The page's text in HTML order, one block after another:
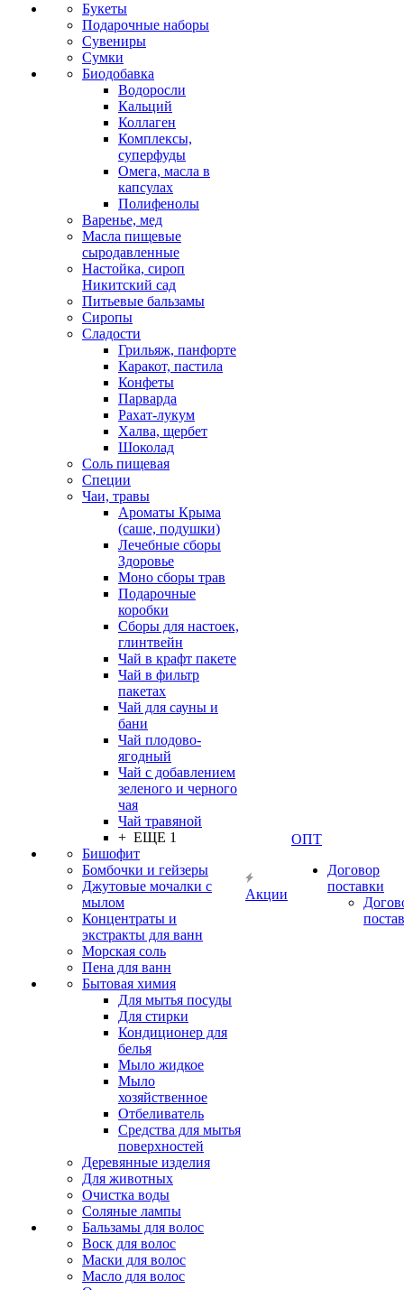
Букеты
Подарочные наборы
Сувениры
Сумки
Биодобавка
Водоросли
Кальций
Коллаген
Комплексы,
суперфуды
Омега, масла в
капсулах
Полифенолы
Варенье, мед
Масла пищевые
сыродавленные
Настойка, сироп
Никитский сад
Питьевые бальзамы
Сиропы
Сладости
Грильяж, панфорте
Каракот, пастила
Конфеты
Парварда
Рахат-лукум
Халва, щербет
Шоколад
Соль пищевая
Специи
Чаи, травы
Ароматы Крыма
(саше, подушки)
Лечебные сборы
Здоровье
Моно сборы трав
Подарочные
коробки
Сборы для настоек,
глинтвейн
Чай в крафт пакете
Чай в фильтр
пакетах
Чай для сауны и
бани
Чай плодово-
ягодный
Чай с добавлением
зеленого и черного
чая
Чай травяной
+ ЕЩЕ 1
Бишофит
Бомбочки и гейзеры
Джутовые мочалки с
мылом
Концентраты и
экстракты для ванн
Морская соль
Пена для ванн
Бытовая химия
Для мытья посуды
Для стирки
Кондиционер для
белья
Мыло жидкое
Мыло
хозяйственное
Отбеливатель
Средства для мытья
поверхностей
Деревянные изделия
Для животных
Очистка воды
Соляные лампы
Бальзамы для волос
Воск для волос
Маски для волос
Масло для волос
Акции
ОПТ
Договор
поставки